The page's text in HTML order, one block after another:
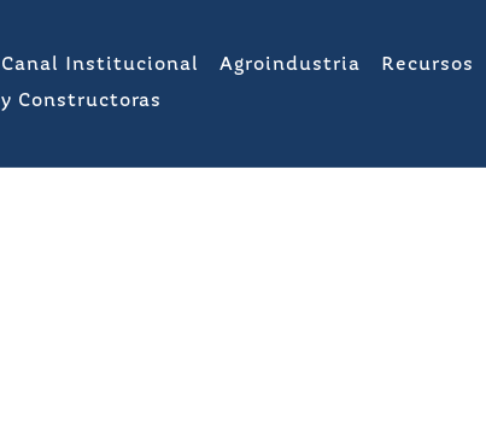
Canal Institucional
y Constructoras
Agroindustria Recursos